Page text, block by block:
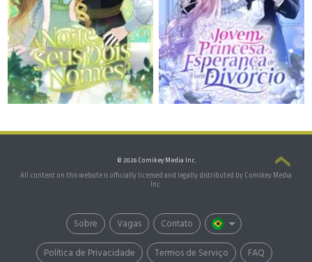
© 2026 Comikey Media Inc.
All content on this website is officially licensed and legally distributed by Comikey Media
Inc.
Sobre
Vagas
Política de Privacidade
Termos de Serviço FAQ
Contato